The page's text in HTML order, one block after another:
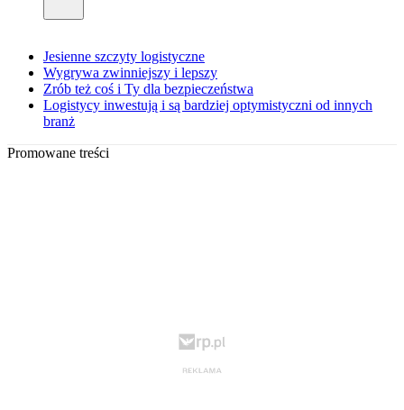
Jesienne szczyty logistyczne
Wygrywa zwinniejszy i lepszy
Zrób też coś i Ty dla bezpieczeństwa
Logistycy inwestują i są bardziej optymistyczni od innych
branż
Promowane treści